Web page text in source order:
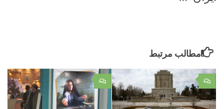
مطالب مرتبط
۰ ۰